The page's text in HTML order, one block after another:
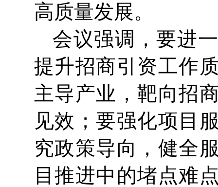
高质量发展。
会议强调，要进
提升招商引资工作
主导产业，靶向招
见效；要强化项目
究政策导向，健全
目推进中的堵点难